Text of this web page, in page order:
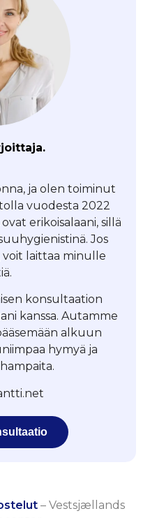
ja olen toiminut
vuodesta 2022
ovat erikoisalaani, sillä
Jos
voit laittaa minulle
konsultaation
kanssa. Autamme
alkuun
hymyä ja
– Vestsjællands